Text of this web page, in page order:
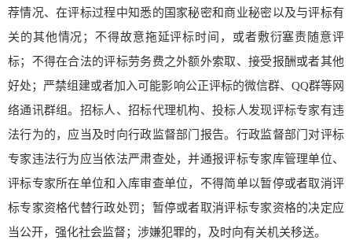
荐情况、在评标过程中知悉的国家秘密和商业秘密以及与评标有
关的其他情况；不得故意拖延评标时间，或者敷衍塞责随意评
标；不得在合法的评标劳务费之外额外索取、接受报酬或者其他
好处；严禁组建或者加入可能影响公正评标的微信群、QQ群等网
络通讯群组。招标人、招标代理机构、投标人发现评标专家有违
法行为的，应当及时向行政监督部门报告。行政监督部门对评标
专家违法行为应当依法严肃查处，并通报评标专家库管理单位、
评标专家所在单位和入库审查单位，不得简单以暂停或者取消评
标专家资格代替行政处罚；暂停或者取消评标专家资格的决定应
当公开，强化社会监督；涉嫌犯罪的，及时向有关机关移送。